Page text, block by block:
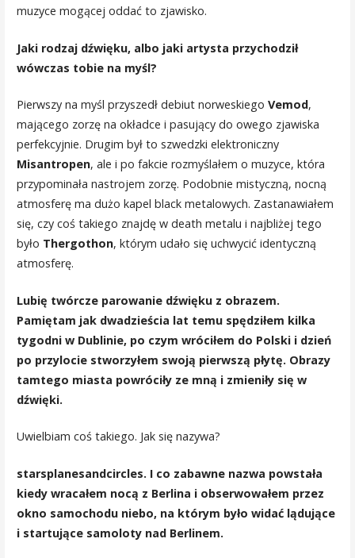
muzyce mogącej oddać to zjawisko.
Jaki rodzaj dźwięku, albo jaki artysta przychodził
wówczas tobie na myśl?
Pierwszy na myśl przyszedł debiut norweskiego Vemod,
mającego zorzę na okładce i pasujący do owego zjawiska
perfekcyjnie. Drugim był to szwedzki elektroniczny
Misantropen, ale i po fakcie rozmyślałem o muzyce, która
przypominała nastrojem zorzę. Podobnie mistyczną, nocną
atmosferę ma dużo kapel black metalowych. Zastanawiałem
się, czy coś takiego znajdę w death metalu i najbliżej tego
było Thergothon, którym udało się uchwycić identyczną
atmosferę.
Lubię twórcze parowanie dźwięku z obrazem.
Pamiętam jak dwadzieścia lat temu spędziłem kilka
tygodni w Dublinie, po czym wróciłem do Polski i dzień
po przylocie stworzyłem swoją pierwszą płytę. Obrazy
tamtego miasta powróciły ze mną i zmieniły się w
dźwięki.
Uwielbiam coś takiego. Jak się nazywa?
starsplanesandcircles. I co zabawne nazwa powstała
kiedy wracałem nocą z Berlina i obserwowałem przez
okno samochodu niebo, na którym było widać lądujące
i startujące samoloty nad Berlinem.